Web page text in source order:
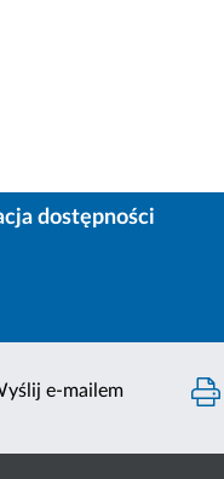
dostępności
e-mailem